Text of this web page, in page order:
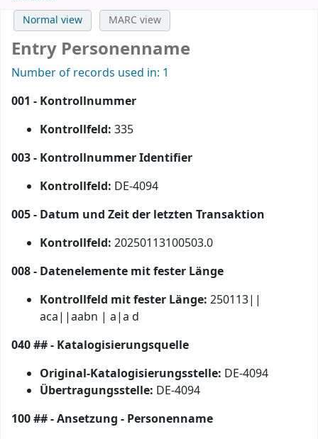
Normal view MARC view
Entry Personenname
Number of records used in: 1
001 - Kontrollnummer
Kontrollfeld: 335
003 - Kontrollnummer Identifier
Kontrollfeld: DE-4094
005 - Datum und Zeit der letzten Transaktion
Kontrollfeld: 20250113100503.0
008 - Datenelemente mit fester Länge
Kontrollfeld mit fester Länge: 250113||
aca||aabn | a|a d
040 ## - Katalogisierungsquelle
Original-Katalogisierungsstelle: DE-4094
Übertragungsstelle: DE-4094
100 ## - Ansetzung - Personenname